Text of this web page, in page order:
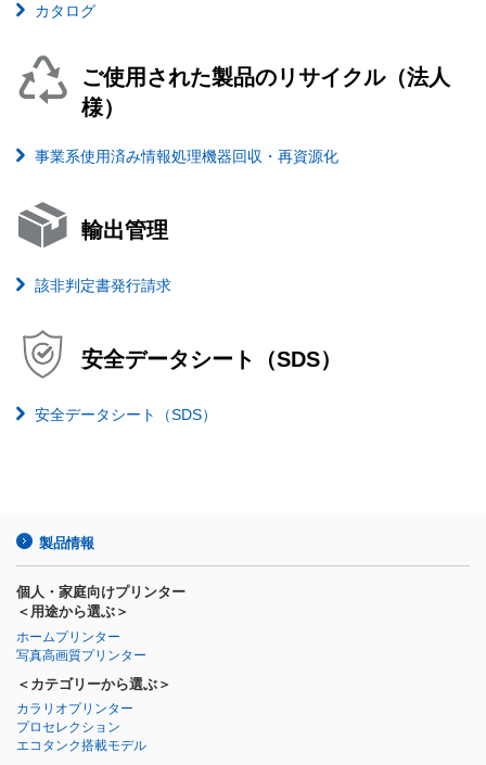
カタログ
ご使用された製品のリサイクル（法人
様）
事業系使用済み情報処理機器回収・再資源化
輸出管理
該非判定書発行請求
安全データシート（SDS）
安全データシート（SDS）
製品情報
個人・家庭向けプリンター
＜用途から選ぶ＞
ホームプリンター
写真高画質プリンター
＜カテゴリーから選ぶ＞
カラリオプリンター
プロセレクション
エコタンク搭載モデル